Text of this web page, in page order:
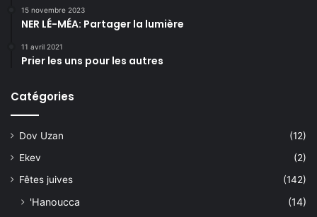
15 novembre 2023
NER LÉ-MÉA: Partager la lumière
11 avril 2021
Prier les uns pour les autres
Catégories
Dov Uzan
(12)
Ekev
(2)
Fêtes juives
(142)
'Hanoucca
(14)